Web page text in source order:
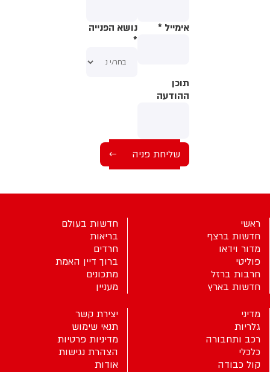
שורת דיונים ביטחוניים במשך קרוב
אימייל *
נושא הפנייה
*
תוכן
ההודעה
ראשי
חדשות ברצף
מדור וידאו
פוליטי
חרבות ברזל
חדשות בארץ
חדשות בעולם
בריאות
חרדים
ברוך דיין האמת
מתכונים
מעניין
מדיני
גלריות
רכב ותחבורה
כלכלי
קול כבודה
יצירת קשר
תנאי שימוש
מדיניות פרטיות
הצהרת נגישות
אודות